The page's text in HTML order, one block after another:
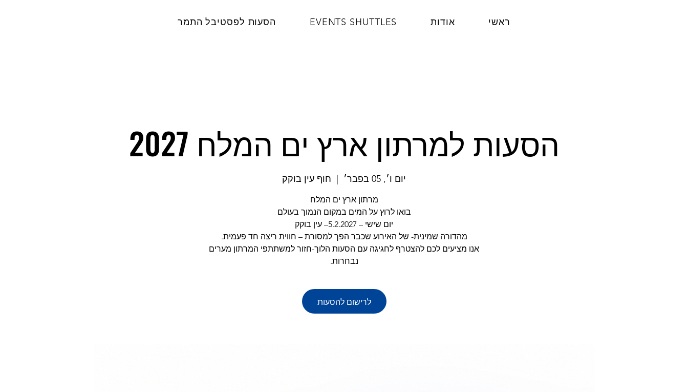
הסעות לפסטיבל התמר EVENTS SHUTTLES אודות ראשי
הסעות למרתון ארץ ים המלח 2027
יום ו׳, 05 בפבר׳ חוף עין בוקק
אנו מציעים לכם להצטרף לחגיגה עם הסעות הלוך-חזור למשתתפי המרתון מערים
נבחרות.
לרישום להסעות